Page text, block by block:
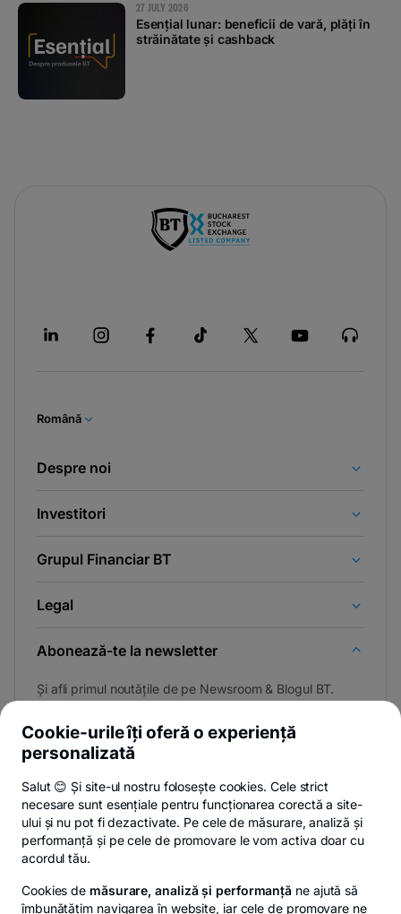
27 JULY 2026
Esențial lunar: beneficii de vară, plăți în
străinătate și cashback
Română
Despre noi
Investitori
Grupul Financiar BT
Legal
Abonează-te la newsletter
Și afli primul noutățile de pe Newsroom & Blogul BT.
Privacy HubPolitica de confidențialitatePolitica de cookies
Cookie-urile îți oferă o experiență
personalizată
Salut 😊 Și site-ul nostru folosește cookies. Cele strict
necesare sunt esențiale pentru funcționarea corectă a site-
ului și nu pot fi dezactivate. Pe cele de măsurare, analiză și
performanță și pe cele de promovare le vom activa doar cu
acordul tău.
Cookies de măsurare, analiză și performanță ne ajută să
îmbunătățim navigarea în website, iar cele de promovare ne